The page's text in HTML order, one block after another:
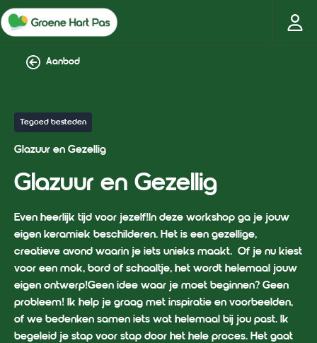
Aanbod
Tegoed besteden
Glazuur en Gezellig
Glazuur en Gezellig
Even heerlijk tijd voor jezelf!In deze workshop ga je jouw
eigen keramiek beschilderen. Het is een gezellige,
creatieve avond waarin je iets unieks maakt. Of je nu kiest
voor een mok, bord of schaaltje, het wordt helemaal jouw
eigen ontwerp!Geen idee waar je moet beginnen? Geen
probleem! Ik help je graag met inspiratie en voorbeelden,
of we bedenken samen iets wat helemaal bij jou past. Ik
begeleid je stap voor stap door het hele proces. Het gaat